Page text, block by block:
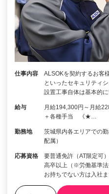
仕事内容
ALSOKを契約するお客
といったセキュリティ
設置工事自体は基本的
給与
月給194,300円～月給
＋各種手当 《★…
勤務地
茨城県内各エリアでの
配属）
応募資格
要普通免許（AT限定可
高卒以上（※労働基準
お持ちでない方は入社